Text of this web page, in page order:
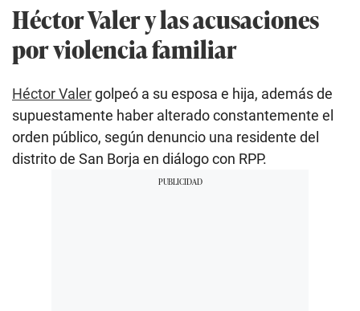
Héctor Valer y las acusaciones
por violencia familiar
Héctor Valergolpeó a su esposa e hija, además de
supuestamente haber alterado constantemente el
orden público, según denuncio una residente del
distrito de San Borja en diálogo con RPP.